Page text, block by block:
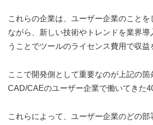
これらの企業は、ユーザー企業のことを
ながら、新しい技術やトレンドを業界導
うことでツールのライセンス費用で収益
ここで開発側として重要なのが上記の箇
CAD/CAEのユーザー企業で働いてきた
これらによって、ユーザー企業のどの部